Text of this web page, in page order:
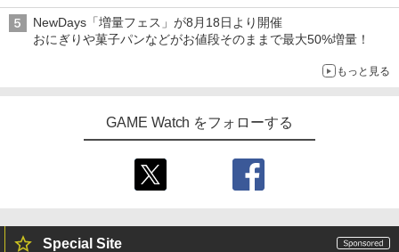
アイスカップに入ったスライムやわたぼう、ベビーサタンなどが
オリジナルアートで登場
NewDays「増量フェス」が8月18日より開催
おにぎりや菓子パンなどがお値段そのままで最大50%増量！
もっと見る
GAME Watch をフォローする
Special Site